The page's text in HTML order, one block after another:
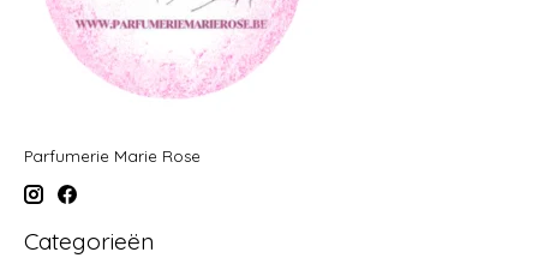
Parfumerie Marie Rose
Categorieën